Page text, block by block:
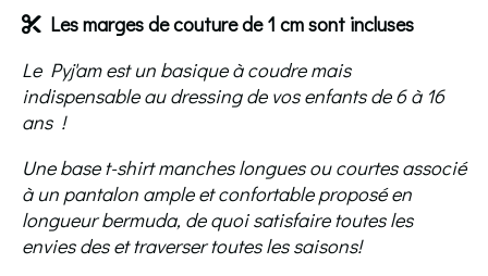
 Les marges de couture de 1 cm sont incluses
Le Pyj'am est un basique à coudre mais
indispensable au dressing de vos enfants de 6 à 16
ans !
Une base t-shirt manches longues ou courtes associé
à un pantalon ample et confortable proposé en
longueur bermuda, de quoi satisfaire toutes les
envies des et traverser toutes les saisons!